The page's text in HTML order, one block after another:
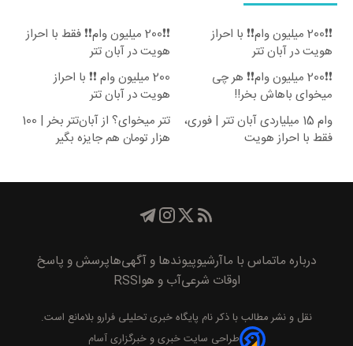
❗❗200 میلیون وام❗❗ با احراز
هویت در آبان تتر
❗❗200 میلیون وام❗❗ فقط با احراز
هویت در آبان تتر
❗❗200 میلیون وام❗❗ هر چی
میخوای باهاش بخر!!
200 میلیون وام ❗❗ با احراز
هویت در آبان تتر
وام 15 میلیاردی آبان تتر | فوری،
فقط با احراز هویت
تتر میخوای؟ از آبان‌تتر بخر | 100
هزار تومان هم جایزه بگیر
درباره ماتماس با ماآرشیوپیوند‌ها و آگهی‌هاپرسش و پاسخ
اوقات شرعیآب و هواRSS
نقل و نشر مطالب با ذکر نام پايگاه خبری تحليلی فرارو بلامانع است.
طراحی سایت خبری و خبرگزاری آسام